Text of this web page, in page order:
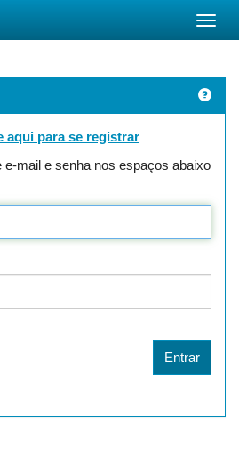
aqui para se registrar
e-mail e senha nos espaços abaixo